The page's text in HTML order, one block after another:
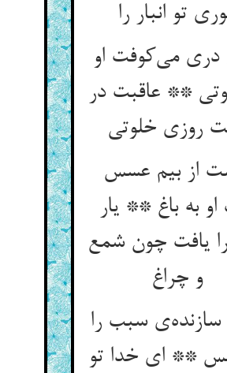
تو انبار را
می‌کوفت او
** عاقبت در
روزی خلوتی
از بیم عسس
به باغ ** یار
یافت چون شمع
و چراغ
سبب را
** ای خدا تو